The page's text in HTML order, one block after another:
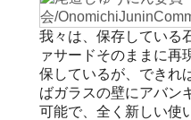
我々は、保存している
ァサードそのままに再
保しているが、できれ
ばガラスの壁にアバン
可能で、全く新しい使